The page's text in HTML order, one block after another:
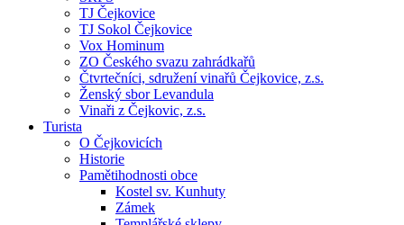
TJ Čejkovice
TJ Sokol Čejkovice
Vox Hominum
ZO Českého svazu zahrádkařů
Čtvrtečníci, sdružení vinařů Čejkovice, z.s.
Ženský sbor Levandula
Vinaři z Čejkovic, z.s.
Turista
O Čejkovicích
Historie
Pamětihodnosti obce
Kostel sv. Kunhuty
Zámek